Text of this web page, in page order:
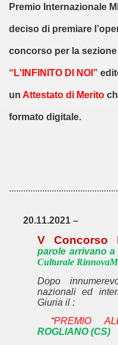
Premio Internazionale
deciso di premiare
concorso per la sezione
“L'INFINITO DI NOI”
un Attestato di Merito
formato digitale.
20.11.2021 –
V Concorso
parole arrivano
Culturale
Dopo
nazionali ed
Giuria il :
“PREMIO
ROGLIANO (CS)
- 2017
A TRANI LIVE (30-06-
CALABRIA)
- ALETTI EDIT.
- LA LUCE